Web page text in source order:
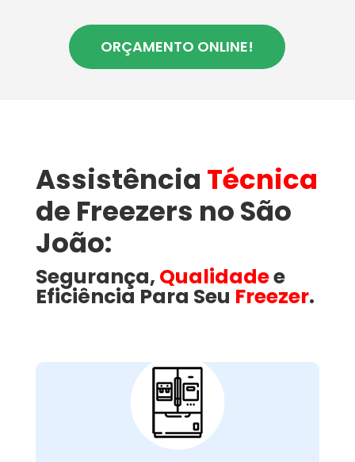
ORÇAMENTO ONLINE!
Assistência Técnica
de Freezers no São
João:
Segurança, Qualidadee
Eficiência Para Seu Freezer.
Resolve Problemas
Comuns em Freezers
no São João
Freezers podem apresentar diversos